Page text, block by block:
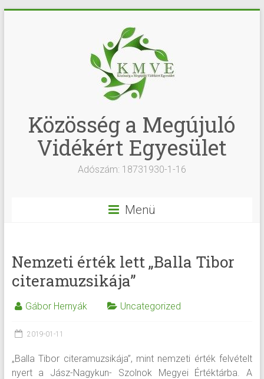
Közösség a Megújuló
Vidékért Egyesület
Adószám: 18731930-1-16
Menü
Nemzeti érték lett „Balla Tibor
citeramuzsikája”
Gábor Hernyák Uncategorized
2019-01-11
„Balla Tibor citeramuzsikája”, mint nemzeti érték felvételt
nyert a Jász-Nagykun- Szolnok Megyei Értéktárba. A